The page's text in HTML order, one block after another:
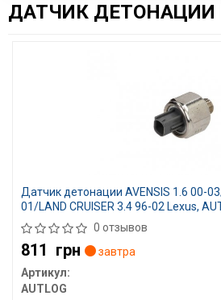
ДАТЧИК ДЕТОНАЦИИ
Датчик детонации AVENSIS 1.6 00-
01/LAND CRUISER 3.4 96-02 Lexus,
0 отзывов
811 грн
завтра
Артикул:
AUTLOG